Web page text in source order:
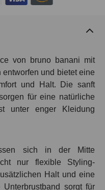
von bruno banani mit
und bietet eine
und Halt. Die sanft
für eine natürliche
unter enger Kleidung
sich in der Mitte
nur flexible Styling-
Halt und eine
sorgt für